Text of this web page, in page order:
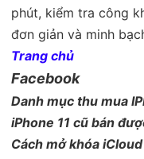
phút, kiểm tra công
đơn giản và minh
Trang chủ
Facebook
Danh mục thu mua
iPhone 11 cũ bán
Cách mở khóa